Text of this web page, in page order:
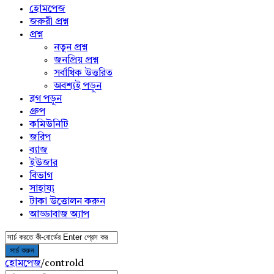
menu
হোমপেজ
জরুরী প্রশ্ন
প্রশ্ন
নতুন প্রশ্ন
জনপ্রিয় প্রশ্ন
সর্বাধিক উত্তরিত
অবশ্যই পড়ুন
ব্লগ পড়ুন
গ্রুপ
কমিউনিটি
জরিপ
ব্যাজ
ইউজার
বিভাগ
সাহায্য
টাকা উত্তোলন করুন
আড্ডাবাজ অ্যাপ
হোমপেজ/controld